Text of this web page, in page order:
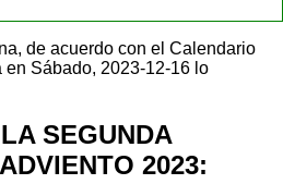
de acuerdo con el Calendario
Sábado, 2023-12-16 lo
SEGUNDA
2023: